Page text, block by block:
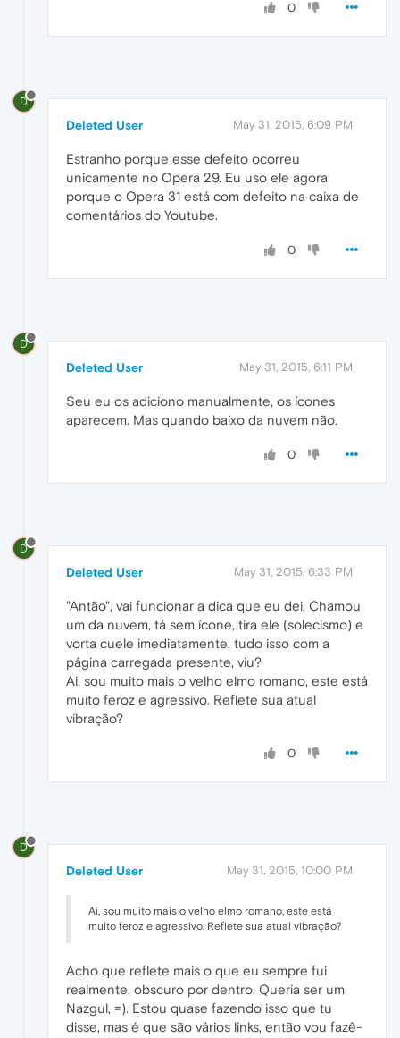
0
D
Deleted User May 31, 2015, 6:09 PM
Estranho porque esse defeito ocorreu
unicamente no Opera 29. Eu uso ele agora
porque o Opera 31 está com defeito na caixa de
comentários do Youtube.
0
D
Deleted User May 31, 2015, 6:11 PM
Seu eu os adiciono manualmente, os ícones
aparecem. Mas quando baixo da nuvem não.
0
D
Deleted User May 31, 2015, 6:33 PM
"Antão", vai funcionar a dica que eu dei. Chamou
um da nuvem, tá sem ícone, tira ele (solecismo) e
vorta cuele imediatamente, tudo isso com a
página carregada presente, viu?
Ai, sou muito mais o velho elmo romano, este está
muito feroz e agressivo. Reflete sua atual
vibração?
0
D
Deleted User May 31, 2015, 10:00 PM
Ai, sou muito mais o velho elmo romano, este está
muito feroz e agressivo. Reflete sua atual vibração?
Acho que reflete mais o que eu sempre fui
realmente, obscuro por dentro. Queria ser um
Nazgul, =). Estou quase fazendo isso que tu
disse, mas é que são vários links, então vou fazê-